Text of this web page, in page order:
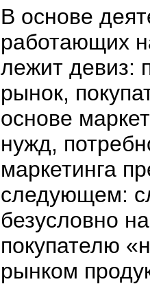
В основе
работающих
лежит девиз:
рынок,
основе
нужд,
маркетинга
следующем:
безусловно
покупателю
рынком